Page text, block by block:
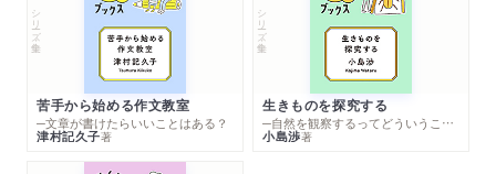
シリーズ・全集
苦手から始める作文教室
─文章が書けたらいいことはある？
津村記久子著
シリーズ・全集
生きものを探究する
─自然を観察するってどういうこと？
小島渉著